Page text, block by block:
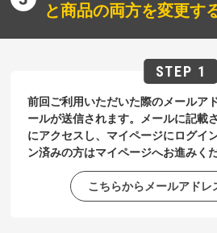
と商品の両方を変更す
前回ご利用いただいた際のメールア
ールが送信されます。メールに記載
にアクセスし、マイページにログイ
ン済みの方はマイページへお進みく
こちらからメールアドレ